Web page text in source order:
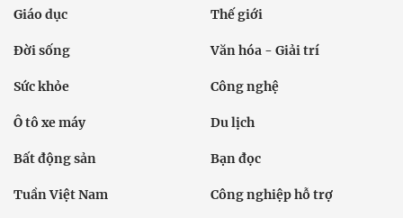
Giáo dục Thế giới
Đời sống Văn hóa - Giải trí
Sức khỏe Công nghệ
Ô tô xe máy Du lịch
Bất động sản Bạn đọc
Tuần Việt Nam Công nghiệp hỗ trợ